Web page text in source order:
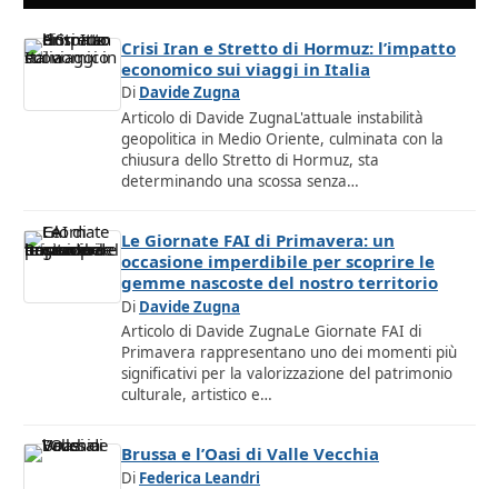
Crisi Iran e Stretto di Hormuz: l’impatto
economico sui viaggi in Italia
Di Davide Zugna
Articolo di Davide ZugnaL'attuale instabilità
geopolitica in Medio Oriente, culminata con la
chiusura dello Stretto di Hormuz, sta
determinando una scossa senza…
Le Giornate FAI di Primavera: un
occasione imperdibile per scoprire le
gemme nascoste del nostro territorio
Di Davide Zugna
Articolo di Davide ZugnaLe Giornate FAI di
Primavera rappresentano uno dei momenti più
significativi per la valorizzazione del patrimonio
culturale, artistico e…
Brussa e l’Oasi di Valle Vecchia
Di Federica Leandri